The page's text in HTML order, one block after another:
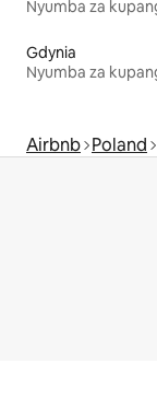
Gdynia
Airbnb Poland